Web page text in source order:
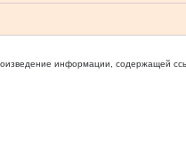
информации, содержащей